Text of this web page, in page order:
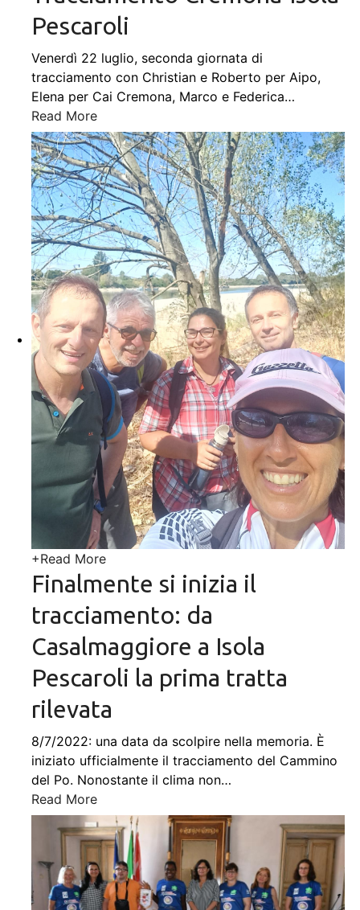
Pescaroli
Venerdì 22 luglio, seconda giornata di
tracciamento con Christian e Roberto per Aipo,
Elena per Cai Cremona, Marco e Federica…
Read More
+Read More
Finalmente si inizia il
tracciamento: da
Casalmaggiore a Isola
Pescaroli la prima tratta
rilevata
8/7/2022: una data da scolpire nella memoria. È
iniziato ufficialmente il tracciamento del Cammino
del Po. Nonostante il clima non…
Read More